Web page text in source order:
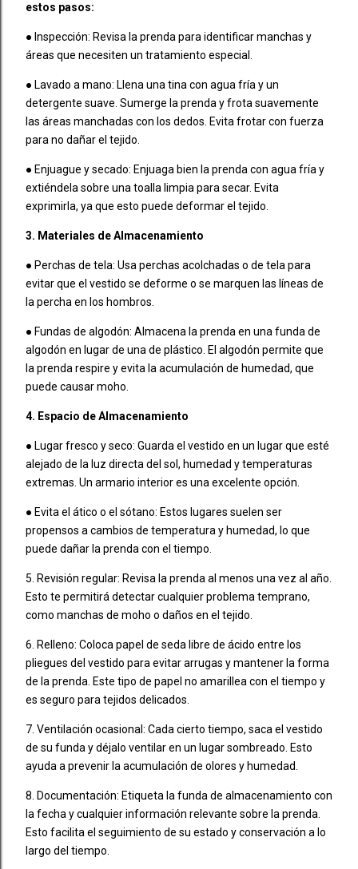
estos pasos:
● Inspección: Revisa la prenda para identificar manchas y
áreas que necesiten un tratamiento especial.
● Lavado a mano: Llena una tina con agua fría y un
detergente suave. Sumerge la prenda y frota suavemente
las áreas manchadas con los dedos. Evita frotar con fuerza
para no dañar el tejido.
● Enjuague y secado: Enjuaga bien la prenda con agua fría y
extiéndela sobre una toalla limpia para secar. Evita
exprimirla, ya que esto puede deformar el tejido.
3. Materiales de Almacenamiento
● Perchas de tela: Usa perchas acolchadas o de tela para
evitar que el vestido se deforme o se marquen las líneas de
la percha en los hombros.
● Fundas de algodón: Almacena la prenda en una funda de
algodón en lugar de una de plástico. El algodón permite que
la prenda respire y evita la acumulación de humedad, que
puede causar moho.
4. Espacio de Almacenamiento
● Lugar fresco y seco: Guarda el vestido en un lugar que esté
alejado de la luz directa del sol, humedad y temperaturas
extremas. Un armario interior es una excelente opción.
● Evita el ático o el sótano: Estos lugares suelen ser
propensos a cambios de temperatura y humedad, lo que
puede dañar la prenda con el tiempo.
5. Revisión regular: Revisa la prenda al menos una vez al año.
Esto te permitirá detectar cualquier problema temprano,
como manchas de moho o daños en el tejido.
6. Relleno: Coloca papel de seda libre de ácido entre los
pliegues del vestido para evitar arrugas y mantener la forma
de la prenda. Este tipo de papel no amarillea con el tiempo y
es seguro para tejidos delicados.
7. Ventilación ocasional: Cada cierto tiempo, saca el vestido
de su funda y déjalo ventilar en un lugar sombreado. Esto
ayuda a prevenir la acumulación de olores y humedad.
8. Documentación: Etiqueta la funda de almacenamiento con
la fecha y cualquier información relevante sobre la prenda.
Esto facilita el seguimiento de su estado y conservación a lo
largo del tiempo.